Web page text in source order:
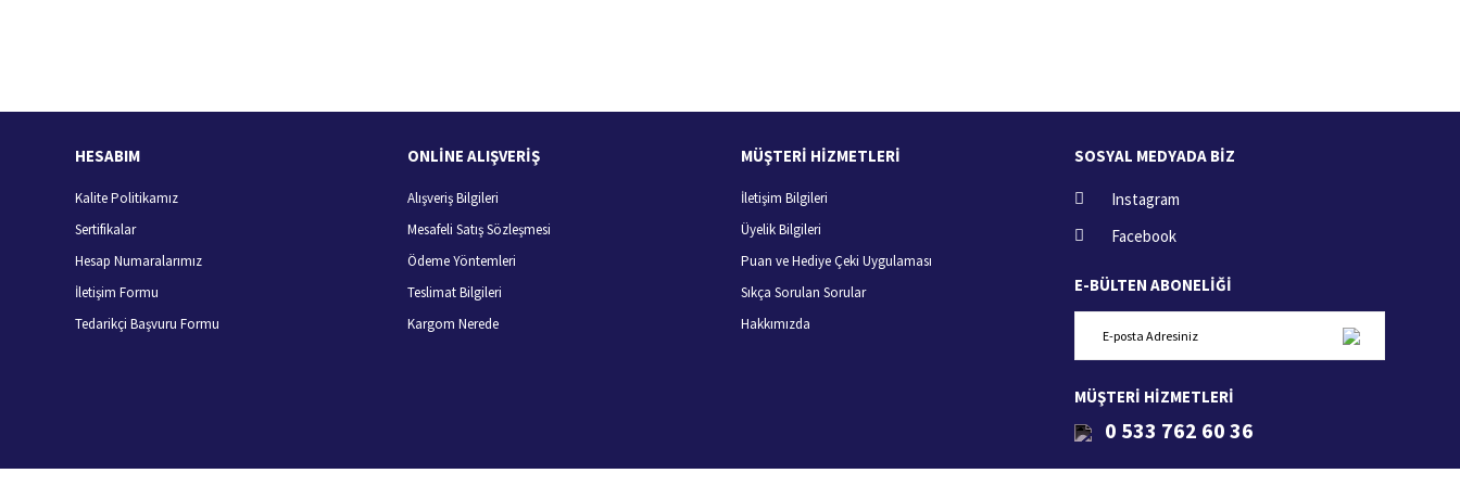
HESABIM
Kalite Politikamız
Sertifikalar
Hesap Numaralarımız
İletişim Formu
Tedarikçi Başvuru Formu
ONLİNE ALIŞVERİŞ
Alışveriş Bilgileri
Mesafeli Satış Sözleşmesi
Ödeme Yöntemleri
Teslimat Bilgileri
Kargom Nerede
MÜŞTERİ HİZMETLERİ
İletişim Bilgileri
Üyelik Bilgileri
Puan ve Hediye Çeki Uygulaması
Sıkça Sorulan Sorular
Hakkımızda
SOSYAL MEDYADA BİZ
Instagram
Facebook
E-BÜLTEN ABONELİĞİ
MÜŞTERİ HİZMETLERİ
0 533 762 60 36